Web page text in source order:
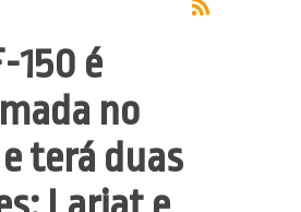
150 é
no
terá duas